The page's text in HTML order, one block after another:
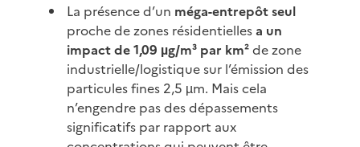
La présence d’un méga-entrepôt seul
proche de zones résidentiellesa un
impact de 1,09 µg/m³ par km²de zone
industrielle/logistique sur l’émission des
particules fines 2,5 µm. Mais cela
n’engendre pas des dépassements
significatifs par rapport aux